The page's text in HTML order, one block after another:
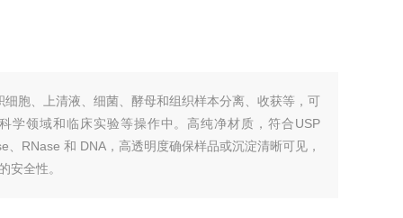
胞、上清液、细菌、酵母和组织样本分离、收获等，可
学领域和临床实验等操作中。高纯净材质，符合USP
RNase 和 DNA，高透明度确保样品或沉淀清晰可见，
安全性。